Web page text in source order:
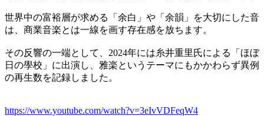
世界中の富裕層が求める「余白」や「余韻」を大切にした音
は、商業音楽とは一線を画す存在感を放ちます。
その反響の一端として、2024年には糸井重里氏による「ほぼ
日の學校」に出演し、雅楽というテーマにもかかわらず異例
の再生数を記録しました。
https://www.youtube.com/watch?v=3eIvVDFeqW4